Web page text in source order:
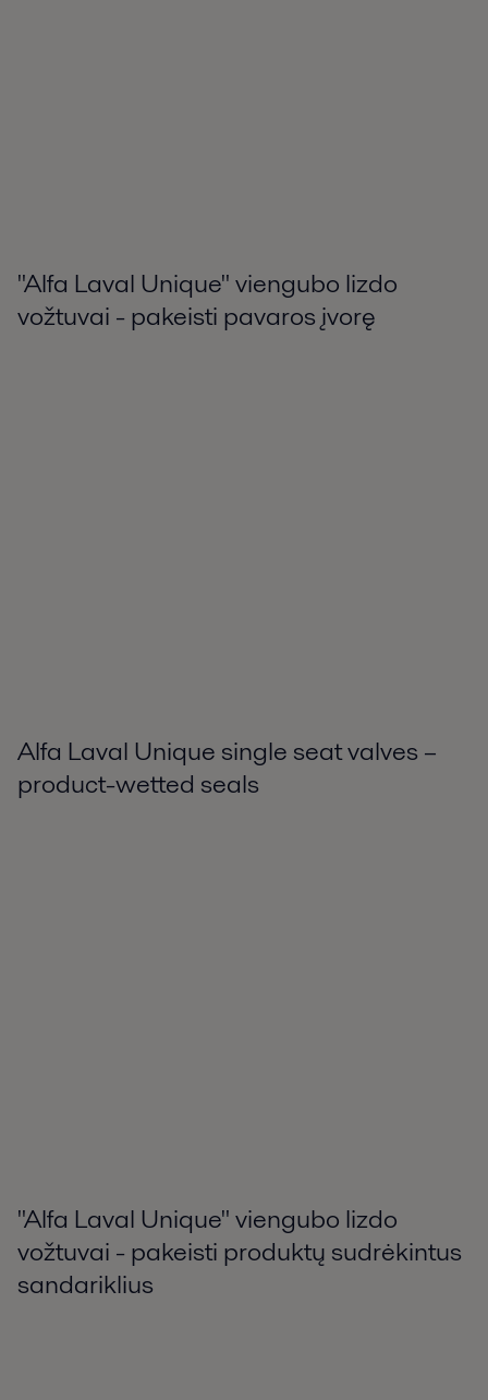
"Alfa Laval Unique" viengubo lizdo
vožtuvai - pakeisti pavaros įvorę
Alfa Laval Unique single seat valves –
product-wetted seals
"Alfa Laval Unique" viengubo lizdo
vožtuvai - pakeisti produktų sudrėkintus
sandariklius